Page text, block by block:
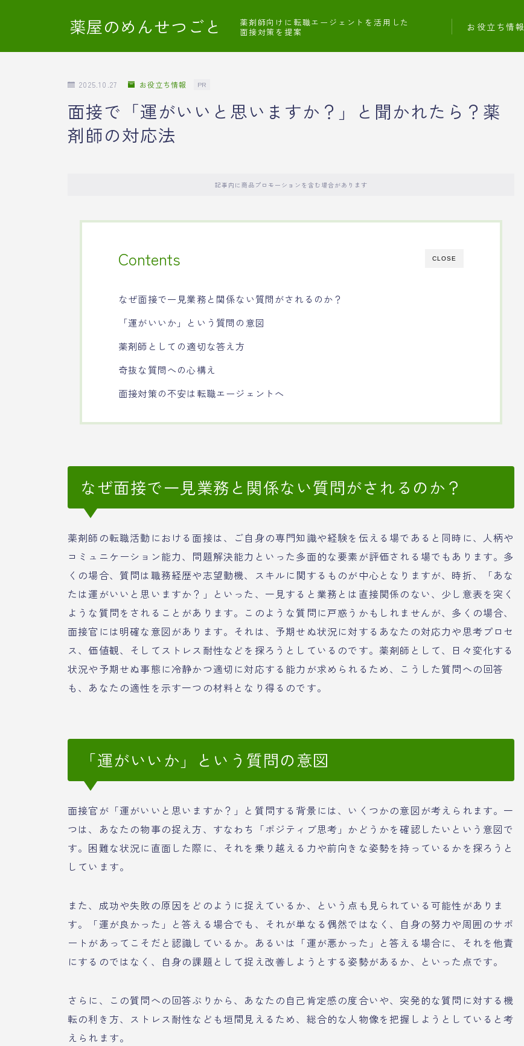
薬屋のめんせつごと
薬剤師向けに転職エージェントを活用した
面接対策を提案
お役立ち情報
2025.10.27 お役立ち情報 PR
面接で「運がいいと思いますか？」と聞かれたら？薬
剤師の対応法
記事内に商品プロモーションを含む場合があります
CLOSE
Contents
なぜ面接で一見業務と関係ない質問がされるのか？
「運がいいか」という質問の意図
薬剤師としての適切な答え方
奇抜な質問への心構え
面接対策の不安は転職エージェントへ
なぜ面接で一見業務と関係ない質問がされるのか？
薬剤師の転職活動における面接は、ご自身の専門知識や経験を伝える場であると同時に、人柄や
コミュニケーション能力、問題解決能力といった多面的な要素が評価される場でもあります。多
くの場合、質問は職務経歴や志望動機、スキルに関するものが中心となりますが、時折、「あな
たは運がいいと思いますか？」といった、一見すると業務とは直接関係のない、少し意表を突く
ような質問をされることがあります。このような質問に戸惑うかもしれませんが、多くの場合、
面接官には明確な意図があります。それは、予期せぬ状況に対するあなたの対応力や思考プロセ
ス、価値観、そしてストレス耐性などを探ろうとしているのです。薬剤師として、日々変化する
状況や予期せぬ事態に冷静かつ適切に対応する能力が求められるため、こうした質問への回答
も、あなたの適性を示す一つの材料となり得るのです。
「運がいいか」という質問の意図
面接官が「運がいいと思いますか？」と質問する背景には、いくつかの意図が考えられます。一
つは、あなたの物事の捉え方、すなわち「ポジティブ思考」かどうかを確認したいという意図で
す。困難な状況に直面した際に、それを乗り越える力や前向きな姿勢を持っているかを探ろうと
しています。
また、成功や失敗の原因をどのように捉えているか、という点も見られている可能性がありま
す。「運が良かった」と答える場合でも、それが単なる偶然ではなく、自身の努力や周囲のサポ
ートがあってこそだと認識しているか。あるいは「運が悪かった」と答える場合に、それを他責
にするのではなく、自身の課題として捉え改善しようとする姿勢があるか、といった点です。
さらに、この質問への回答ぶりから、あなたの自己肯定感の度合いや、突発的な質問に対する機
転の利き方、ストレス耐性なども垣間見えるため、総合的な人物像を把握しようとしていると考
えられます。